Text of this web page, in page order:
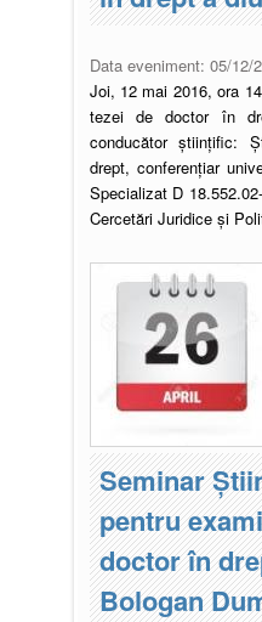
Data eveniment: 05/12/
Joi, 12 mai 2016, ora
tezei de doctor în
conducător ştiinţific:
drept, conferențiar
Specializat D
Cercetări Juridice și
Seminar
pentru
doctor în
Bologan
Pagini